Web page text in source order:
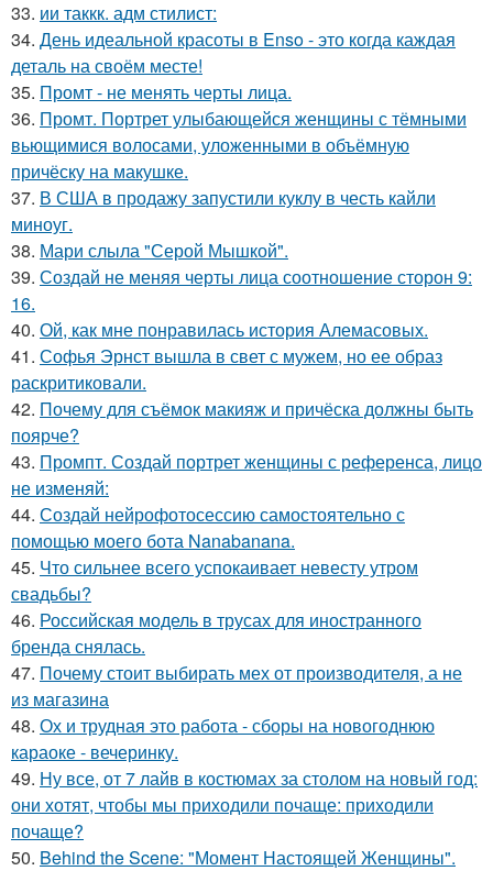
33. ии таккк. адм стилист:
34. День идеальной красоты в Enso - это когда каждая
деталь на своём месте!
35. Промт - не менять черты лица.
36. Промт. Портрет улыбающейся женщины с тёмными
вьющимися волосами, уложенными в объёмную
причёску на макушке.
37. В США в продажу запустили куклу в честь кайли
миноуг.
38. Мари слыла "Серой Мышкой".
39. Создай не меняя черты лица соотношение сторон 9:
16.
40. Ой, как мне понравилась история Алемасовых.
41. Софья Эрнст вышла в свет с мужем, но ее образ
раскритиковали.
42. Почему для съёмок макияж и причёска должны быть
поярче?
43. Промпт. Создай портрет женщины с референса, лицо
не изменяй:
44. Создай нейрофотосессию самостоятельно с
помощью моего бота Nanabanana.
45. Что сильнее всего успокаивает невесту утром
свадьбы?
46. Российская модель в трусах для иностранного
бренда снялась.
47. Почему стоит выбирать мех от производителя, а не
из магазина
48. Ох и трудная это работа - сборы на новогоднюю
караоке - вечеринку.
49. Ну все, от 7 лайв в костюмах за столом на новый год:
они хотят, чтобы мы приходили почаще: приходили
почаще?
50. Behind the Scene: "Момент Настоящей Женщины".